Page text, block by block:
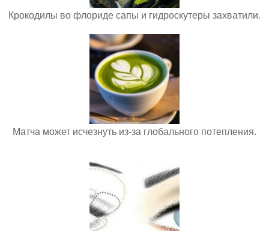
Крокодилы во флориде сапы и гидроскутеры захватили.
Матча может исчезнуть из-за глобального потепления.